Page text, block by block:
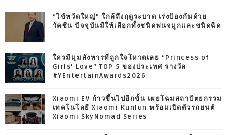
“ไข้หวัดใหญ่” ใกล้ถึงฤดูระบาด เร่งป้องกันด้วย
วัคซีน ปัจจุบันมีให้เลือกทั้งชนิดพ่นจมูกและชนิดฉีด
ใครมีมุมสังหารที่ถูกใจโหวตเลย “Princess of
Girls' Love” TOP 5 ของประเทศ รางวัล
#YEntertainAwards2026
Xiaomi EV ก้าวขึ้นไปอีกขั้น เผยโฉมสถาปัตยกรรม
เทคโนโลยี Xiaomi Kunlun พร้อมเปิดตัวรถยนต์
Xiaomi SkyNomad Series